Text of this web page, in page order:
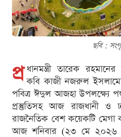
ছবি :
প্র ধানমন্ত্রী তারেক
কবি কাজী নজরুল
পবিত্র ঈদুল আজহা উপলক্ষ্যে
প্রস্তুতিসহ আজ রাজধানী ও
রাজনৈতিক বেশ কয়েকটি মেগা
আজ শনিবার (২৩ মে ২০২৬ /